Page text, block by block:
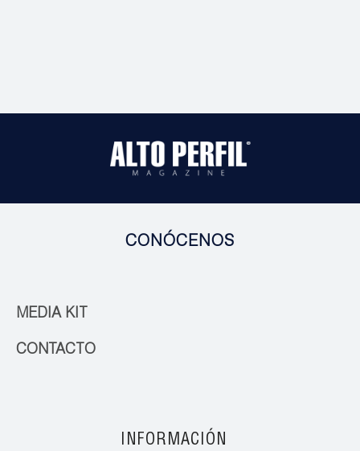
CONÓCENOS
MEDIA KIT
CONTACTO
INFORMACIÓN